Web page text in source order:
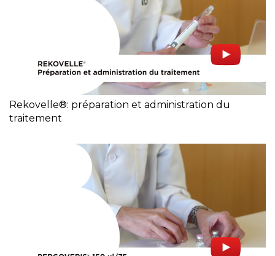
Rekovelle®: préparation et administration du
traitement